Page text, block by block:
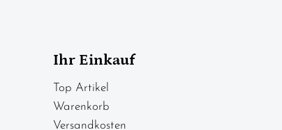
Ihr Einkauf
Top Artikel
Warenkorb
Versandkosten